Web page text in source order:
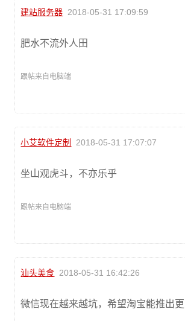
建站服务器 2018-05-31 17:09:59
肥水不流外人田
跟帖来自电脑端
小艾软件定制 2018-05-31 17:07:07
坐山观虎斗，不亦乐乎
跟帖来自电脑端
汕头美食 2018-05-31 16:42:26
微信现在越来越坑，希望淘宝能推出更